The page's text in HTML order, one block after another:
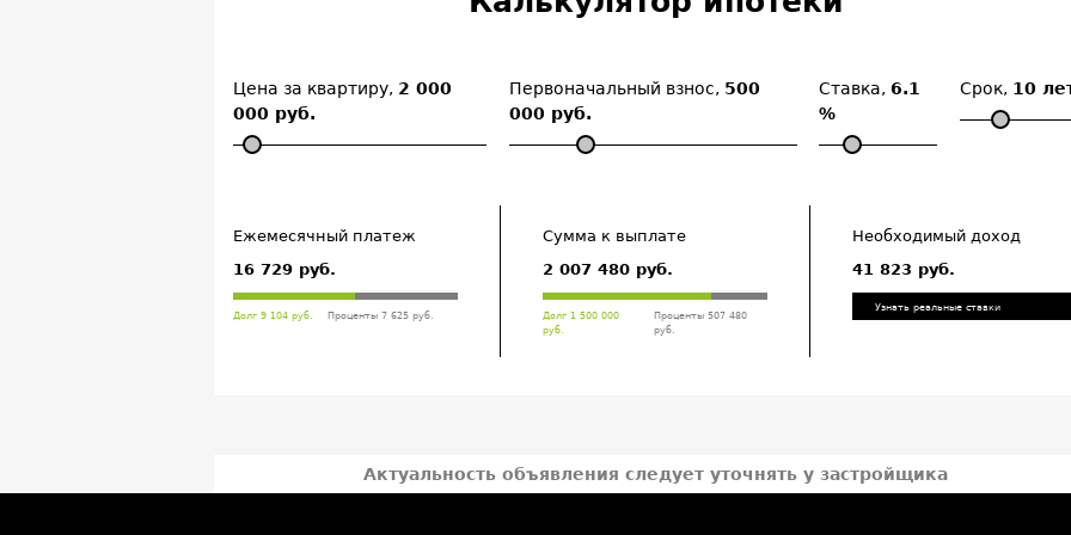
Цена за квартиру, 2 000
000 руб.
Первоначальный взнос, 500
000 руб.
Ставка,6.1
%
Срок, 10
Ежемесячный платеж
16 729 руб.
Долг 9 104 руб. Проценты 7 625 руб.
Сумма к выплате
2 007 480 руб.
Долг 1 500 000
руб.
Проценты 507 480
руб.
Необходимый доход
41 823 руб.
Узнать реальные ставки
Актуальность объявления следует уточнять у застройщика